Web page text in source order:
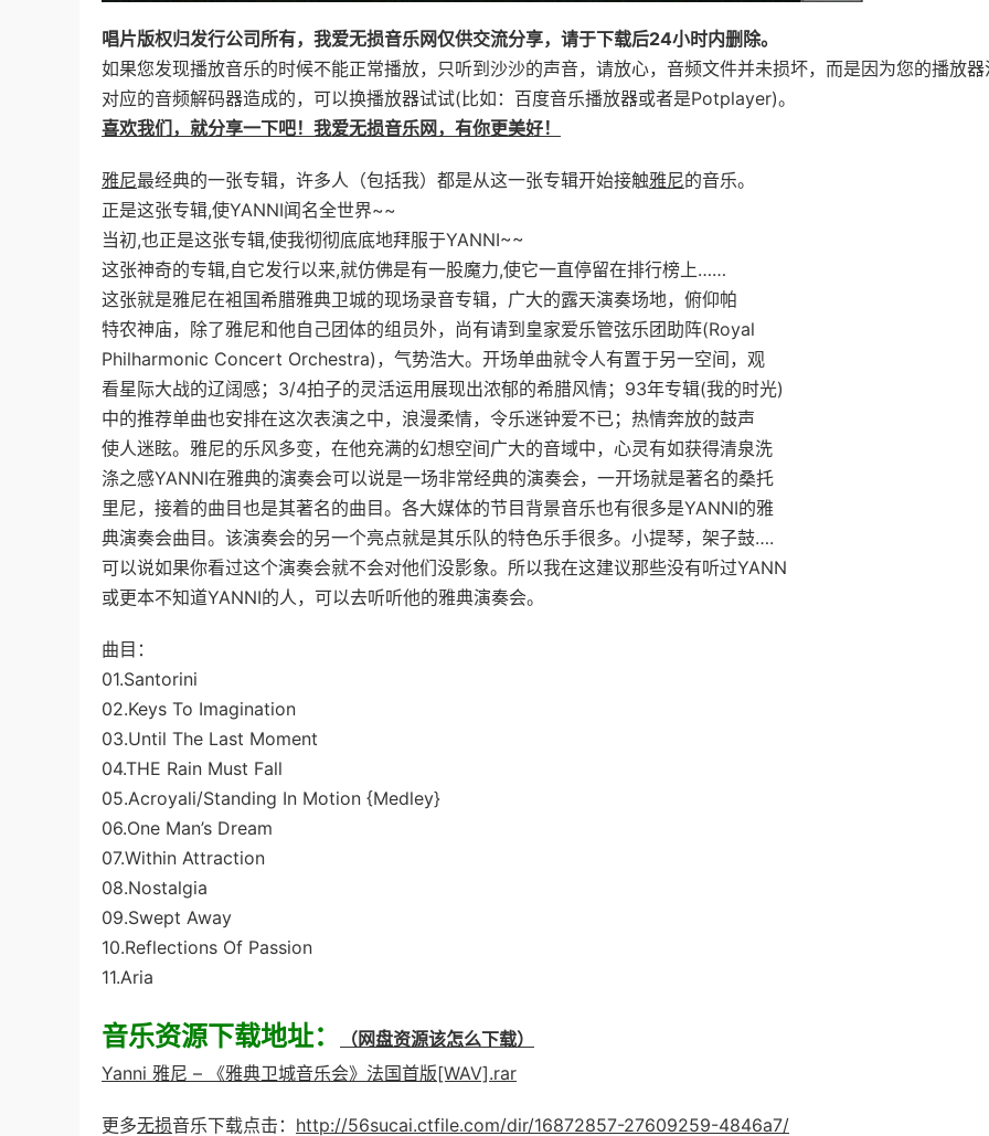
唱片版权归发行公司所有，我爱无损音乐网仅供交流分享，请于下载后24小时内删除。
如果您发现播放音乐的时候不能正常播放，只听到沙沙的声音，请放心，音频文件并未损坏，而是因为您的播放器
对应的音频解码器造成的，可以换播放器试试(比如：百度音乐播放器或者是Potplayer)。
喜欢我们，就分享一下吧！我爱无损音乐网，有你更美好！
雅尼最经典的一张专辑，许多人（包括我）都是从这一张专辑开始接触雅尼的音乐。
正是这张专辑,使YANNI闻名全世界~~
当初,也正是这张专辑,使我彻彻底底地拜服于YANNI~~
这张神奇的专辑,自它发行以来,就仿佛是有一股魔力,使它一直停留在排行榜上……
这张就是雅尼在袓国希腊雅典卫城的现场录音专辑，广大的露天演奏场地，俯仰帕
特农神庙，除了雅尼和他自己团体的组员外，尚有请到皇家爱乐管弦乐团助阵(Royal
Philharmonic Concert Orchestra)，气势浩大。开场单曲就令人有置于另一空间，观
看星际大战的辽阔感；3/4拍子的灵活运用展现出浓郁的希腊风情；93年专辑(我的时光)
中的推荐单曲也安排在这次表演之中，浪漫柔情，令乐迷钟爱不已；热情奔放的鼓声
使人迷眩。雅尼的乐风多变，在他充满的幻想空间广大的音域中，心灵有如获得清泉洗
涤之感YANNI在雅典的演奏会可以说是一场非常经典的演奏会，一开场就是著名的桑托
里尼，接着的曲目也是其著名的曲目。各大媒体的节目背景音乐也有很多是YANNI的雅
典演奏会曲目。该演奏会的另一个亮点就是其乐队的特色乐手很多。小提琴，架子鼓….
可以说如果你看过这个演奏会就不会对他们没影象。所以我在这建议那些没有听过YANN
或更本不知道YANNI的人，可以去听听他的雅典演奏会。
曲目：
01.Santorini
02.Keys To Imagination
03.Until The Last Moment
04.THE Rain Must Fall
05.Acroyali/Standing In Motion {Medley}
06.One Man’s Dream
07.Within Attraction
08.Nostalgia
09.Swept Away
10.Reflections Of Passion
11.Aria
音乐资源下载地址：
（网盘资源该怎么下载）
Yanni 雅尼 – 《雅典卫城音乐会》法国首版[WAV].rar
更多无损音乐下载点击： http://56sucai.ctfile.com/dir/16872857-27609259-4846a7/